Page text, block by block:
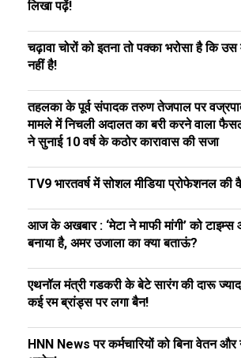
लिखा पढ़ें!
चढ़ावा चोरों को इतना तो पक्का भरोसा है कि उस
नहीं है!
तहलका के पूर्व संपादक तरुण तेजपाल पर
मामले में निचली अदालत का बरी करने वाला
ने सुनाई 10 वर्ष के कठोर कारावास की सजा
TV9 भारतवर्ष में सोशल मीडिया प्रोफेशनल की
आज के अखबार : ‘मेटा ने माफी मांगी’ को
बनाया है, अमर उजाला का क्या बताऊं?
एथनॉल मंत्री गडकरी के बेटे सारंग की दारू
कई रम ब्रांड्स पर लगा बैन!
HNN News पर कर्मचारियों को बिना वेतन और